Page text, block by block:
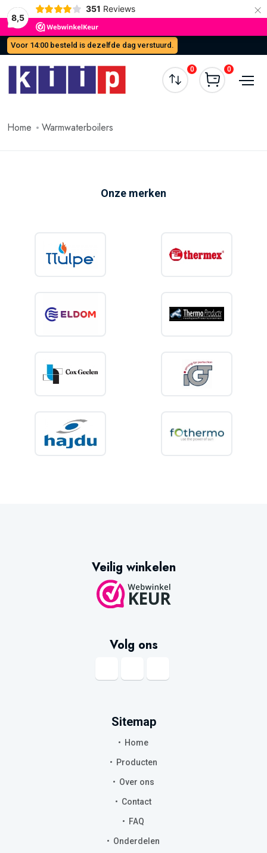
8,5
351 Reviews ×
Voor 14:00 besteld is dezelfde dag verstuurd.
0 0
Home Warmwaterboilers
Onze merken
Veilig winkelen
Volg ons
Sitemap
Home
Producten
Over ons
Contact
FAQ
Onderdelen